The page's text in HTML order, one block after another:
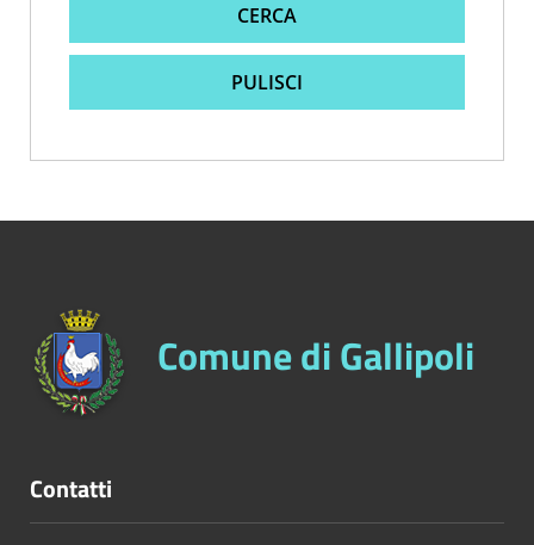
CERCA
PULISCI
Comune di Gallipoli
Contatti